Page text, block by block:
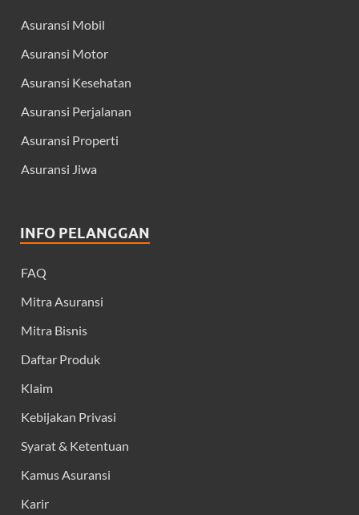
Asuransi Mobil
Asuransi Motor
Asuransi Kesehatan
Asuransi Perjalanan
Asuransi Properti
Asuransi Jiwa
INFO PELANGGAN
FAQ
Mitra Asuransi
Mitra Bisnis
Daftar Produk
Klaim
Kebijakan Privasi
Syarat & Ketentuan
Kamus Asuransi
Karir